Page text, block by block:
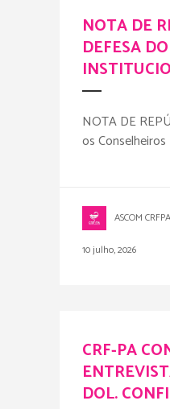
NOTA DE
DEFESA
NOTA DE
os Conselheiros
ASCOM CRFPA
10 julho, 2026
CRF-PA
DOL.